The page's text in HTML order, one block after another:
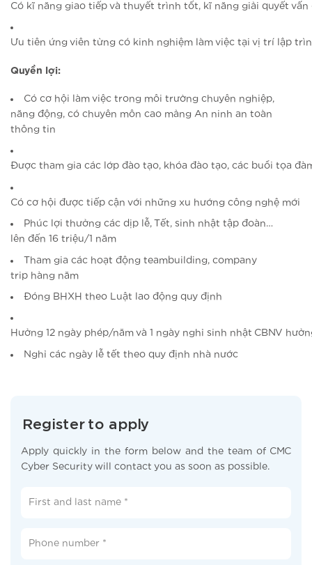
Có kĩ năng giao tiếp và thuyết trình tốt, kĩ năng giải quyết
Ưu tiên ứng viên từng có kinh nghiệm làm việc tại vị trí lập
Quyền lợi:
Có cơ hội làm việc trong môi trường chuyên nghiệp,
năng động, có chuyên môn cao mảng An ninh an toàn
thông tin
Được tham gia các lớp đào tạo, khóa đào tạo, các buổi tọa
Có cơ hội được tiếp cận với những xu hướng công nghệ mới
Phúc lợi thưởng các dịp lễ, Tết, sinh nhật tập đoàn…
lên đến 16 triệu/1 năm
Tham gia các hoạt động teambuilding, company
trip hàng năm
Đóng BHXH theo Luật lao động quy định
Hưởng 12 ngày phép/năm và 1 ngày nghỉ sinh nhật CBNV
Nghỉ các ngày lễ tết theo quy định nhà nước
Register to apply
Apply quickly in the form below and the team of CMC
Cyber Security will contact you as soon as possible.